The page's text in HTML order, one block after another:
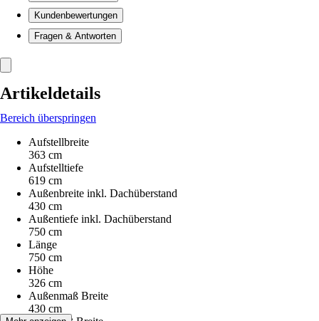
Kundenbewertungen
Fragen & Antworten
Artikeldetails
Bereich überspringen
Aufstellbreite
363 cm
Aufstelltiefe
619 cm
Außenbreite inkl. Dachüberstand
430 cm
Außentiefe inkl. Dachüberstand
750 cm
Länge
750 cm
Höhe
326 cm
Außenmaß Breite
430 cm